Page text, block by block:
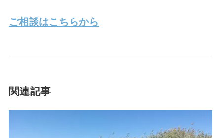
ご相談はこちらから
関連記事